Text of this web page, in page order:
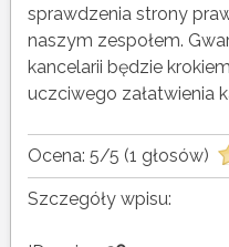
sprawdzenia strony
naszym zespołem.
kancelarii będzie
uczciwego załatwienia
Ocena: 5/5 (1 głosów)
Szczegóły wpisu: